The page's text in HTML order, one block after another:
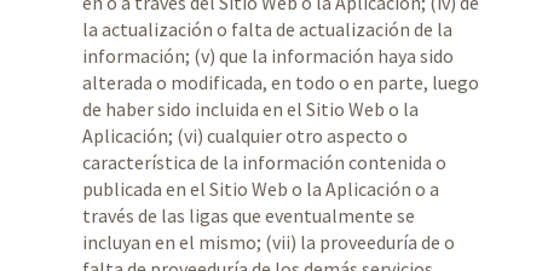
la actualización o falta de actualización de la
información; (v) que la información haya sido
alterada o modificada, en todo o en parte, luego
de haber sido incluida en el Sitio Web o la
Aplicación; (vi) cualquier otro aspecto o
característica de la información contenida o
publicada en el Sitio Web o la Aplicación o a
través de las ligas que eventualmente se
incluyan en el mismo; (vii) la proveeduría de o